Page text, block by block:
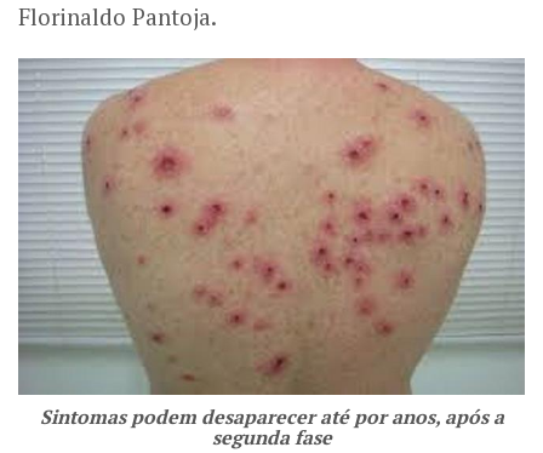
Florinaldo Pantoja.
Sintomas podem desaparecer até por anos, após a
segunda fase